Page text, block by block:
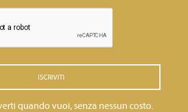
ISCRIVITI
quando vuoi, senza nessun costo.